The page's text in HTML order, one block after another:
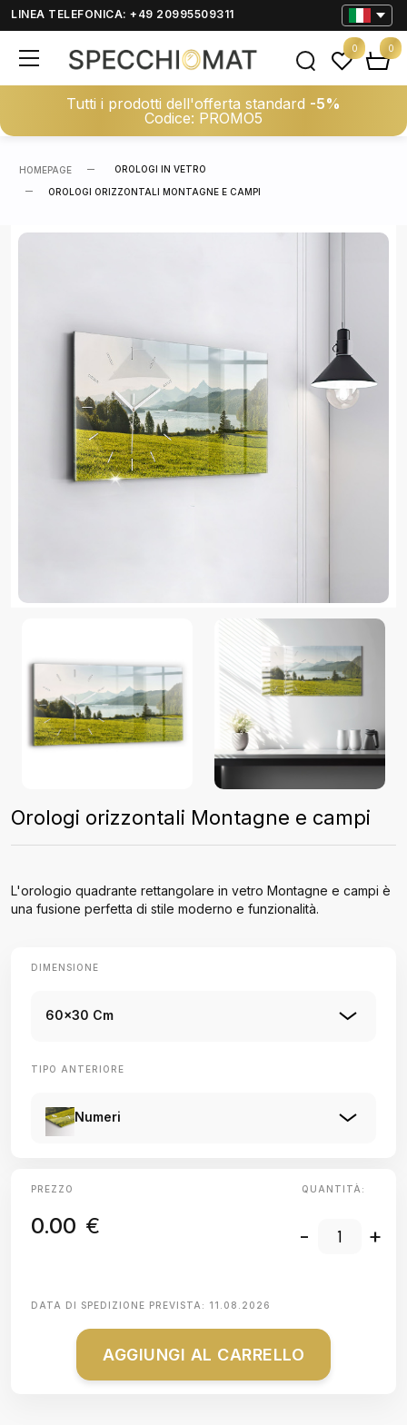
LINEA TELEFONICA: +49 20995509311
Tutti i prodotti dell'offerta standard -5%
Codice: PROMO5
0 0
HOMEPAGE OROLOGI IN VETRO
OROLOGI ORIZZONTALI MONTAGNE E CAMPI
Orologi orizzontali Montagne e campi
L'orologio quadrante rettangolare in vetro Montagne e campi è
una fusione perfetta di stile moderno e funzionalità.
DIMENSIONE
60x30 Cm
TIPO ANTERIORE
Numeri
PREZZO
0.00 €
QUANTITÀ:
- +
DATA DI SPEDIZIONE PREVISTA: 11.08.2026
AGGIUNGI AL CARRELLO